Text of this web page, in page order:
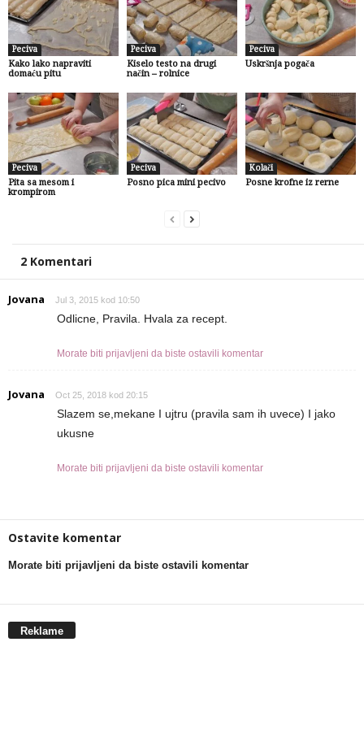
Peciva
Kako lako napraviti
domaću pitu
Peciva
Kiselo testo na drugi
način – rolnice
Peciva
Uskršnja pogača
Peciva
Pita sa mesom i
krompirom
Peciva
Posno pica mini pecivo
Kolači
Posne krofne iz rerne
2 Komentari
Jovana Jul 3, 2015 kod 10:50
Odlicne, Pravila. Hvala za recept.
Morate biti prijavljeni da biste ostavili komentar
Jovana Oct 25, 2018 kod 20:15
Slazem se,mekane I ujtru (pravila sam ih uvece) I jako
ukusne
Morate biti prijavljeni da biste ostavili komentar
Ostavite komentar
Morate biti prijavljeni da biste ostavili komentar
Reklame